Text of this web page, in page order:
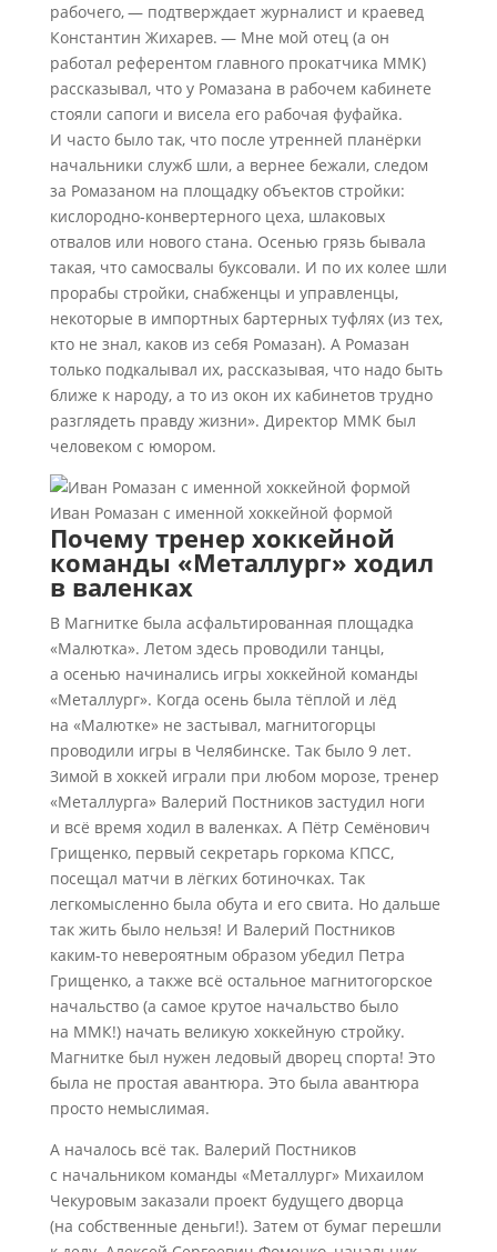
рабочего, — подтверждает журналист и краевед
Константин Жихарев. — Мне мой отец (а он
работал референтом главного прокатчика ММК)
рассказывал, что у Ромазана в рабочем кабинете
стояли сапоги и висела его рабочая фуфайка.
И часто было так, что после утренней планёрки
начальники служб шли, а вернее бежали, следом
за Ромазаном на площадку объектов стройки:
кислородно-конвертерного цеха, шлаковых
отвалов или нового стана. Осенью грязь бывала
такая, что самосвалы буксовали. И по их колее шли
прорабы стройки, снабженцы и управленцы,
некоторые в импортных бартерных туфлях (из тех,
кто не знал, каков из себя Ромазан). А Ромазан
только подкалывал их, рассказывая, что надо быть
ближе к народу, а то из окон их кабинетов трудно
разглядеть правду жизни». Директор ММК был
человеком с юмором.
Иван Ромазан с именной хоккейной формой
Почему тренер хоккейной
команды «Металлург» ходил
в валенках
В Магнитке была асфальтированная площадка
«Малютка». Летом здесь проводили танцы,
а осенью начинались игры хоккейной команды
«Металлург». Когда осень была тёплой и лёд
на «Малютке» не застывал, магнитогорцы
проводили игры в Челябинске. Так было 9 лет.
Зимой в хоккей играли при любом морозе, тренер
«Металлурга» Валерий Постников застудил ноги
и всё время ходил в валенках. А Пётр Семёнович
Грищенко, первый секретарь горкома КПСС,
посещал матчи в лёгких ботиночках. Так
легкомысленно была обута и его свита. Но дальше
так жить было нельзя! И Валерий Постников
каким-то невероятным образом убедил Петра
Грищенко, а также всё остальное магнитогорское
начальство (а самое крутое начальство было
на ММК!) начать великую хоккейную стройку.
Магнитке был нужен ледовый дворец спорта! Это
была не простая авантюра. Это была авантюра
просто немыслимая.
А началось всё так. Валерий Постников
с начальником команды «Металлург» Михаилом
Чекуровым заказали проект будущего дворца
(на собственные деньги!). Затем от бумаг перешли